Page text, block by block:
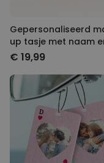
Gepersonaliseerd
up tasje met naam
symbool
€ 19,99